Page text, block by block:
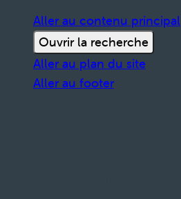
Aller au contenu principal
Ouvrir la recherche
Aller au plan du site
Aller au footer